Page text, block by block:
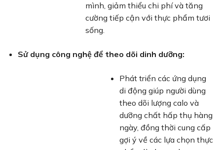
mình, giảm thiểu chi phí và tăng
cường tiếp cận với thực phẩm tươi
sống.
Sử dụng công nghệ để theo dõi dinh dưỡng:
Phát triển các ứng dụng
di động giúp người dùng
theo dõi lượng calo và
dưỡng chất hấp thụ hàng
ngày, đồng thời cung cấp
gợi ý về các lựa chọn thực